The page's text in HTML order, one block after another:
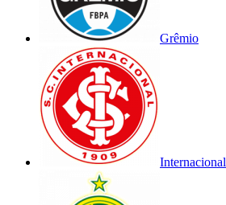
Grêmio
Internacional